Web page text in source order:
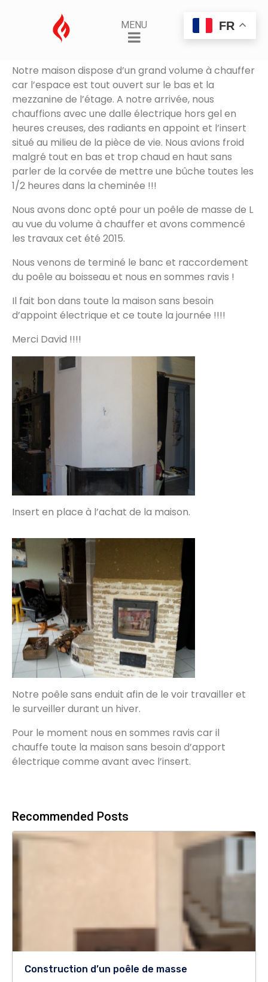
MENU
Poêle L30 novembre 2015 By AdminSamuel
Notre maison dispose d’un grand volume à chauffer
car l’espace est tout ouvert sur le bas et la
mezzanine de l’étage. A notre arrivée, nous
chauffions avec une dalle électrique hors gel en
heures creuses, des radiants en appoint et l’insert
situé au milieu de la pièce de vie. Nous avions froid
malgré tout en bas et trop chaud en haut sans
parler de la corvée de mettre une bûche toutes les
1/2 heures dans la cheminée !!!
Nous avons donc opté pour un poêle de masse de L
au vue du volume à chauffer et avons commencé
les travaux cet été 2015.
Nous venons de terminé le banc et raccordement
du poêle au boisseau et nous en sommes ravis !
Il fait bon dans toute la maison sans besoin
d’appoint électrique et ce toute la journée !!!!
Merci David !!!!
Insert en place à l’achat de la maison.
Notre poêle sans enduit afin de le voir travailler et
le surveiller durant un hiver.
Pour le moment nous en sommes ravis car il
chauffe toute la maison sans besoin d’apport
électrique comme avant avec l’insert.
Recommended Posts
Construction d’un poêle de masse
FR